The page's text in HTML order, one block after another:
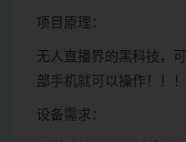
项目原理：
无人直播界的黑科技，
部手机就可以操作！！！
设备需求：